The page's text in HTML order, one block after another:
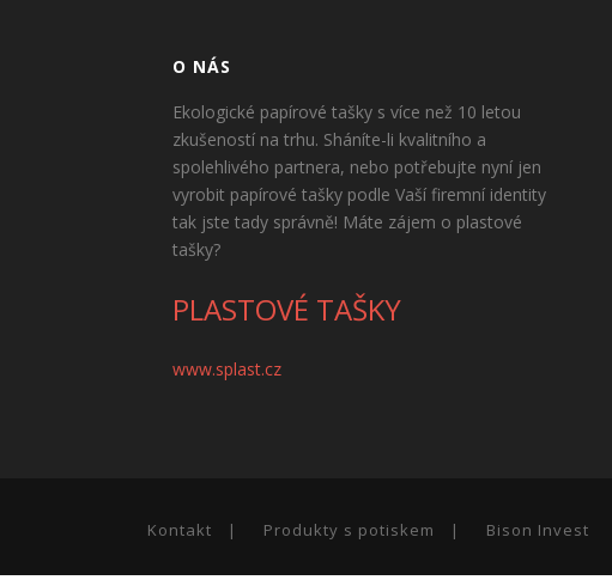
O NÁS
Ekologické papírové tašky s více než 10 letou
zkušeností na trhu. Sháníte-li kvalitního a
spolehlivého partnera, nebo potřebujte nyní jen
vyrobit papírové tašky podle Vaší firemní identity
tak jste tady správně! Máte zájem o plastové
tašky?
PLASTOVÉ TAŠKY
www.splast.cz
Kontakt Produkty s potiskem Bison Invest